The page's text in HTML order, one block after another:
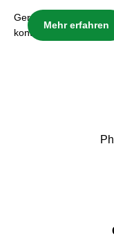
Gerne können Sie
kontaktieren.
Mehr erfahren